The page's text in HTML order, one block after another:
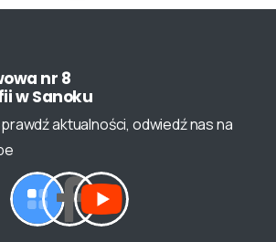
nr 8
wSanoku
aktualności, odwiedź nas na